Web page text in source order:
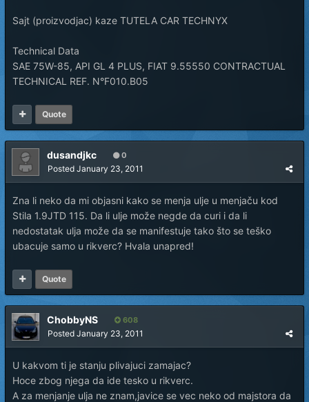
Sajt (proizvodjac) kaze TUTELA CAR TECHNYX
Technical Data
SAE 75W-85, API GL 4 PLUS, FIAT 9.55550 CONTRACTUAL
TECHNICAL REF. N°F010.B05
Quote
dusandjkc 0
Posted January 23, 2011
Zna li neko da mi objasni kako se menja ulje u menjaču kod
Stila 1.9JTD 115. Da li ulje može negde da curi i da li
nedostatak ulja može da se manifestuje tako što se teško
ubacuje samo u rikverc? Hvala unapred!
Quote
ChobbyNS 608
Posted January 23, 2011
U kakvom ti je stanju plivajuci zamajac?
Hoce zbog njega da ide tesko u rikverc.
A za menjanje ulja ne znam,javice se vec neko od majstora da